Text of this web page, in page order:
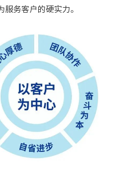
服务客户的硬实力。